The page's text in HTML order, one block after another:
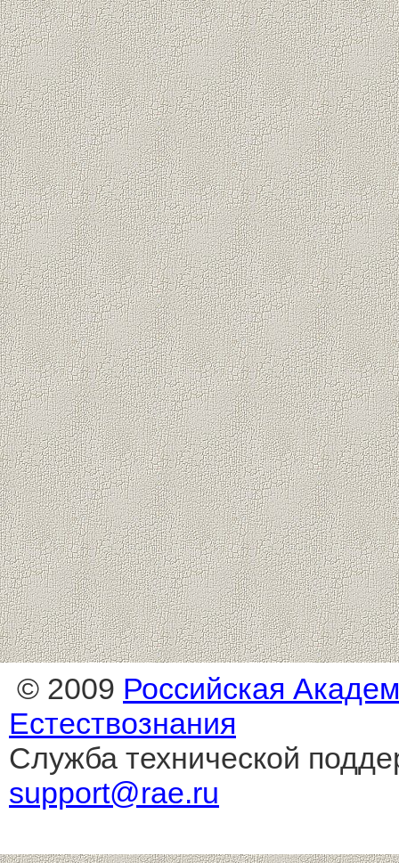
© 2009 Российская
Естествознания
Служба технической
support@rae.ru